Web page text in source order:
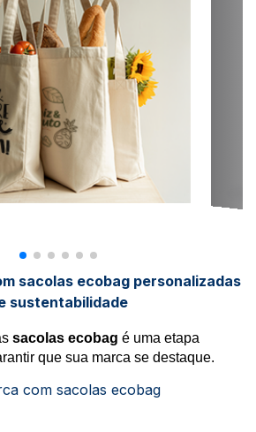
sacolas ecobag personalizadas
sustentabilidade
sacolas ecobag é uma etapa
que sua marca se destaque.
com sacolas ecobag